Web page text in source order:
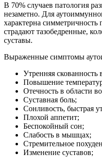
В 70% случаев патология
незаметно. Для
характерна симметричность
страдают тазобедренные,
суставы.
Выраженные симптомы
Утренняя скованность
Повышение
Отечность в области
Суставная боль;
Сонливость, быстрая
Плохой аппетит;
Беспокойный сон;
Слабость в мышцах;
Стремительное
Изменение суставов;